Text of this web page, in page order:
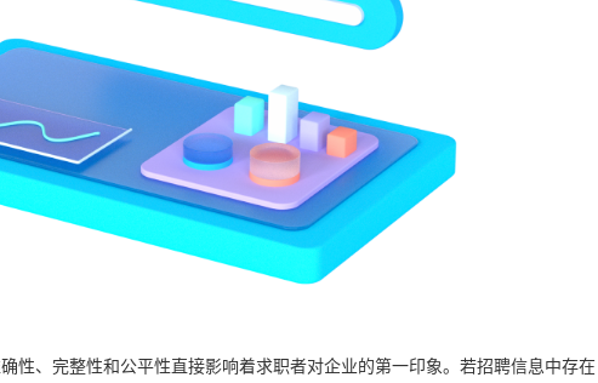
性、完整性和公平性直接影响着求职者对企业的第一印象。若招聘信息中存在